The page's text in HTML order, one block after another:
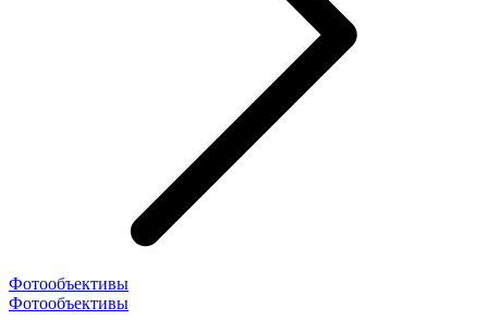
Фотообъективы
Фотообъективы